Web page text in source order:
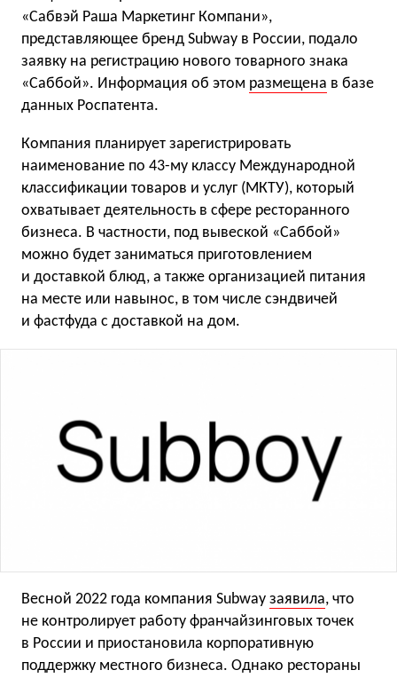
«Сабвэй Раша Маркетинг Компани»,
представляющее бренд Subway в России, подало
заявку на регистрацию нового товарного знака
«Саббой». Информация об этом размещена в базе
данных Роспатента.
Компания планирует зарегистрировать
наименование по 43-му классу Международной
классификации товаров и услуг (МКТУ), который
охватывает деятельность в сфере ресторанного
бизнеса. В частности, под вывеской «Саббой»
можно будет заниматься приготовлением
и доставкой блюд, а также организацией питания
на месте или навынос, в том числе сэндвичей
и фастфуда с доставкой на дом.
Весной 2022 года компания Subway заявила, что
не контролирует работу франчайзинговых точек
в России и приостановила корпоративную
поддержку местного бизнеса. Однако рестораны